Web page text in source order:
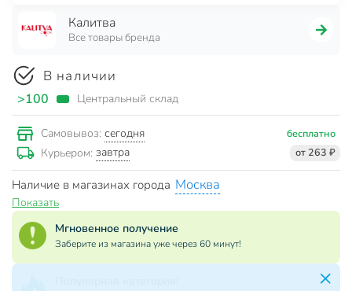
Калитва
Все товары бренда
В наличии
>100 Центральный склад
Самовывоз: сегодня бесплатно
Курьером: завтра от 263 ₽
Наличие в магазинах города Москва
Показать
Мгновенное получение
Заберите из магазина уже через 60 минут!